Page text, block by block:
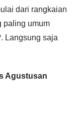
dari rangkaian
paling umum
Langsung saja
Agustusan